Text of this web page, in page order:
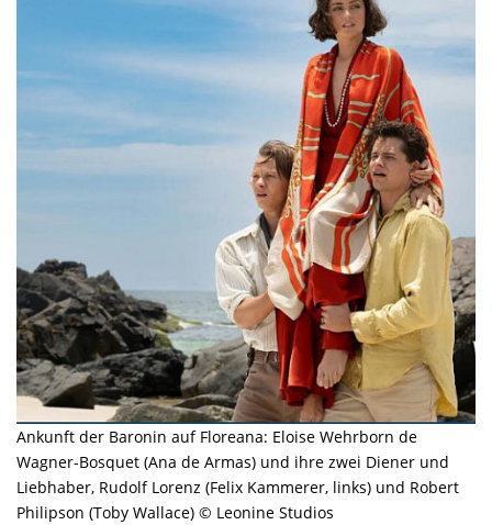
Ankunft der Baronin auf Floreana: Eloise Wehrborn de
Wagner-Bosquet (Ana de Armas) und ihre zwei Diener und
Liebhaber, Rudolf Lorenz (Felix Kammerer, links) und Robert
Philipson (Toby Wallace) © Leonine Studios